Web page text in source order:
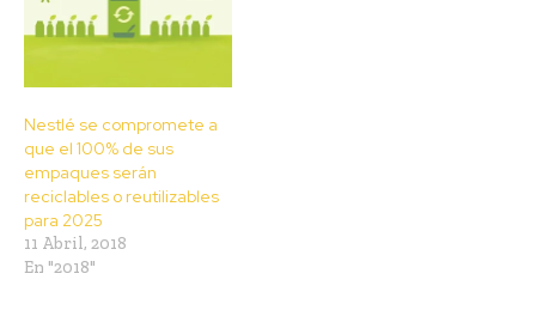
Nestlé se compromete a
que el 100% de sus
empaques serán
reciclables o reutilizables
para 2025
11 Abril, 2018
En "2018"